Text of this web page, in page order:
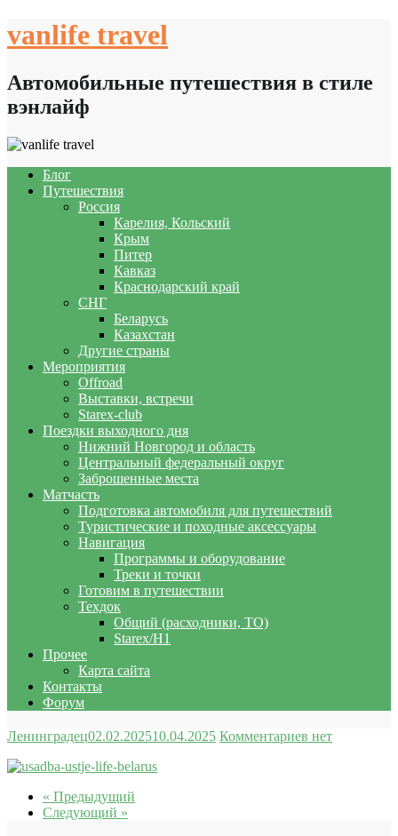
to
vanlife travel
Автомобильные путешествия в стиле
вэнлайф
Блог
Путешествия
Россия
Карелия, Кольский
Крым
Питер
Кавказ
Краснодарский край
СНГ
Беларусь
Казахстан
Другие страны
Мероприятия
Offroad
Выставки, встречи
Starex-club
Поездки выходного дня
Нижний Новгород и область
Центральный федеральный округ
Заброшенные места
Матчасть
Подготовка автомобиля для путешествий
Туристические и походные аксессуары
Навигация
Программы и оборудование
Треки и точки
Готовим в путешествии
Техдок
Общий (расходники, ТО)
Starex/H1
Прочее
Карта сайта
Контакты
Форум
Ленинградец02.02.202510.04.2025 Комментариев нет
« Предыдущий
Следующий »